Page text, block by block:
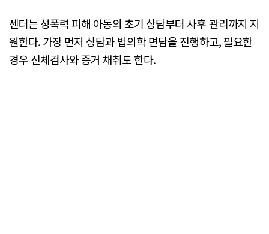
센터는 성폭력 피해 아동의 초기 상담부터 사후 관리까지 지
원한다. 가장 먼저 상담과 법의학 면담을 진행하고, 필요한
경우 신체검사와 증거 채취도 한다.